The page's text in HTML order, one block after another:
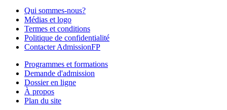
Qui sommes-nous?
Médias et logo
Termes et conditions
Politique de confidentialité
Contacter AdmissionFP
Programmes et formations
Demande d'admission
Dossier en ligne
À propos
Plan du site